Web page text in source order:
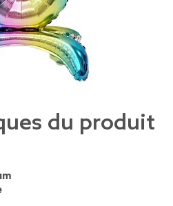
du produit